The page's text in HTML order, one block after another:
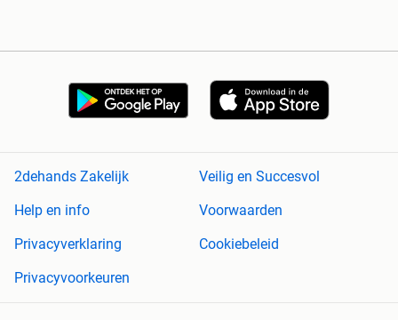
2dehands Zakelijk
Veilig en Succesvol
Help en info
Voorwaarden
Privacyverklaring
Cookiebeleid
Privacyvoorkeuren